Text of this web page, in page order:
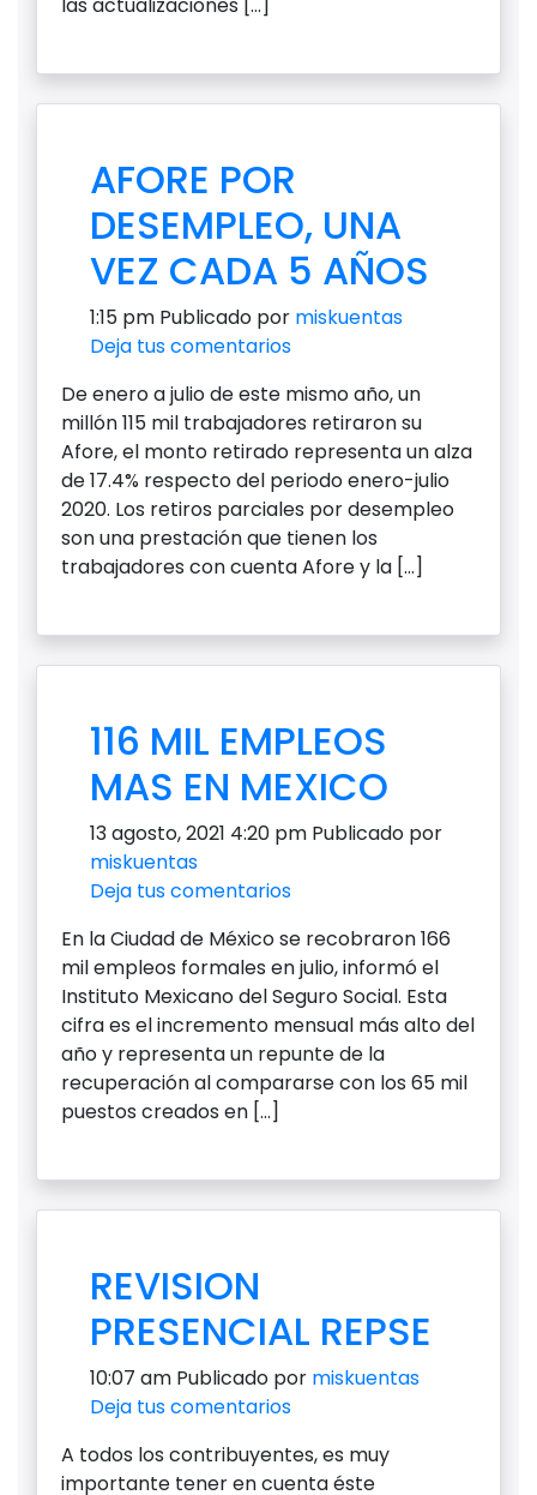
AFORE POR
DESEMPLEO, UNA
VEZ CADA 5 AÑOS
1:15 pm Publicado por miskuentas
Deja tus comentarios
De enero a julio de este mismo año, un
millón 115 mil trabajadores retiraron su
Afore, el monto retirado representa un alza
de 17.4% respecto del periodo enero-julio
2020. Los retiros parciales por desempleo
son una prestación que tienen los
trabajadores con cuenta Afore y la […]
116 MIL EMPLEOS
MAS EN MEXICO
13 agosto, 2021 4:20 pm Publicado por
miskuentas
Deja tus comentarios
En la Ciudad de México se recobraron 166
mil empleos formales en julio, informó el
Instituto Mexicano del Seguro Social. Esta
cifra es el incremento mensual más alto del
año y representa un repunte de la
recuperación al compararse con los 65 mil
puestos creados en […]
REVISION
PRESENCIAL REPSE
10:07 am Publicado por miskuentas
Deja tus comentarios
A todos los contribuyentes, es muy
importante tener en cuenta éste